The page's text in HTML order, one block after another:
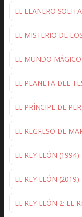
EL LLANERO
EL MISTERIO DE
EL MUNDO
EL PLANETA DEL
EL PRÍNCIPE DE
EL REGRESO DE
EL REY LEÓN (1994)
EL REY LEÓN (2019)
EL REY LEÓN 2: EL